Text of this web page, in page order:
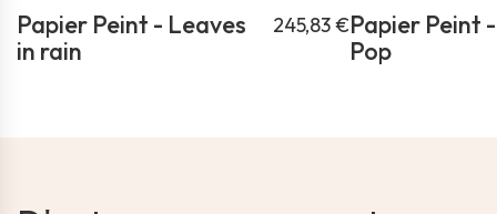
Papier Peint - Leaves
in rain
245,83 €Papier Peint
Pop